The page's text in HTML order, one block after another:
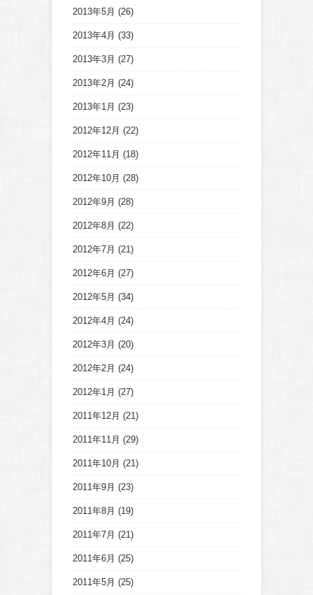
2013年5月 (26)
2013年4月 (33)
2013年3月 (27)
2013年2月 (24)
2013年1月 (23)
2012年12月 (22)
2012年11月 (18)
2012年10月 (28)
2012年9月 (28)
2012年8月 (22)
2012年7月 (21)
2012年6月 (27)
2012年5月 (34)
2012年4月 (24)
2012年3月 (20)
2012年2月 (24)
2012年1月 (27)
2011年12月 (21)
2011年11月 (29)
2011年10月 (21)
2011年9月 (23)
2011年8月 (19)
2011年7月 (21)
2011年6月 (25)
2011年5月 (25)